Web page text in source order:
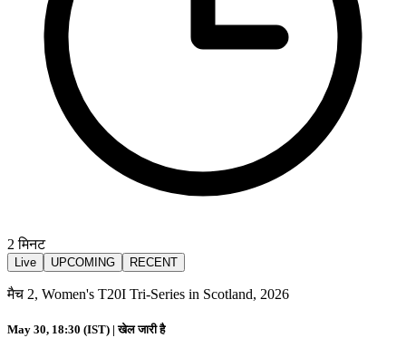
2 मिनट
Live UPCOMING RECENT
मैच 2, Women's T20I Tri-Series in Scotland, 2026
May 30, 18:30 (IST) |खेल जारी है